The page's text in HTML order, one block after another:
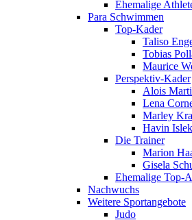
Ehemalige
Para Schwimmen
Top-Kader
Taliso
Tobias
Maurice
Perspektiv-Kader
Alois
Lena
Marley
Havin Islek
Die Trainer
Marion
Gisela
Ehemalige Top-
Nachwuchs
Weitere Sportangebote
Judo